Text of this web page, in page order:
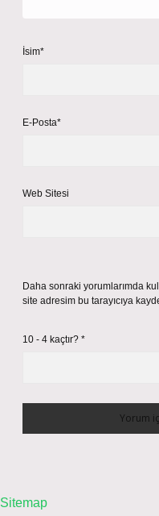
İsim*
E-Posta*
Web Sitesi
Daha sonraki yorumlarımda
site adresim bu tarayıcıya
10 - 4 kaçtır? *
Sitemap